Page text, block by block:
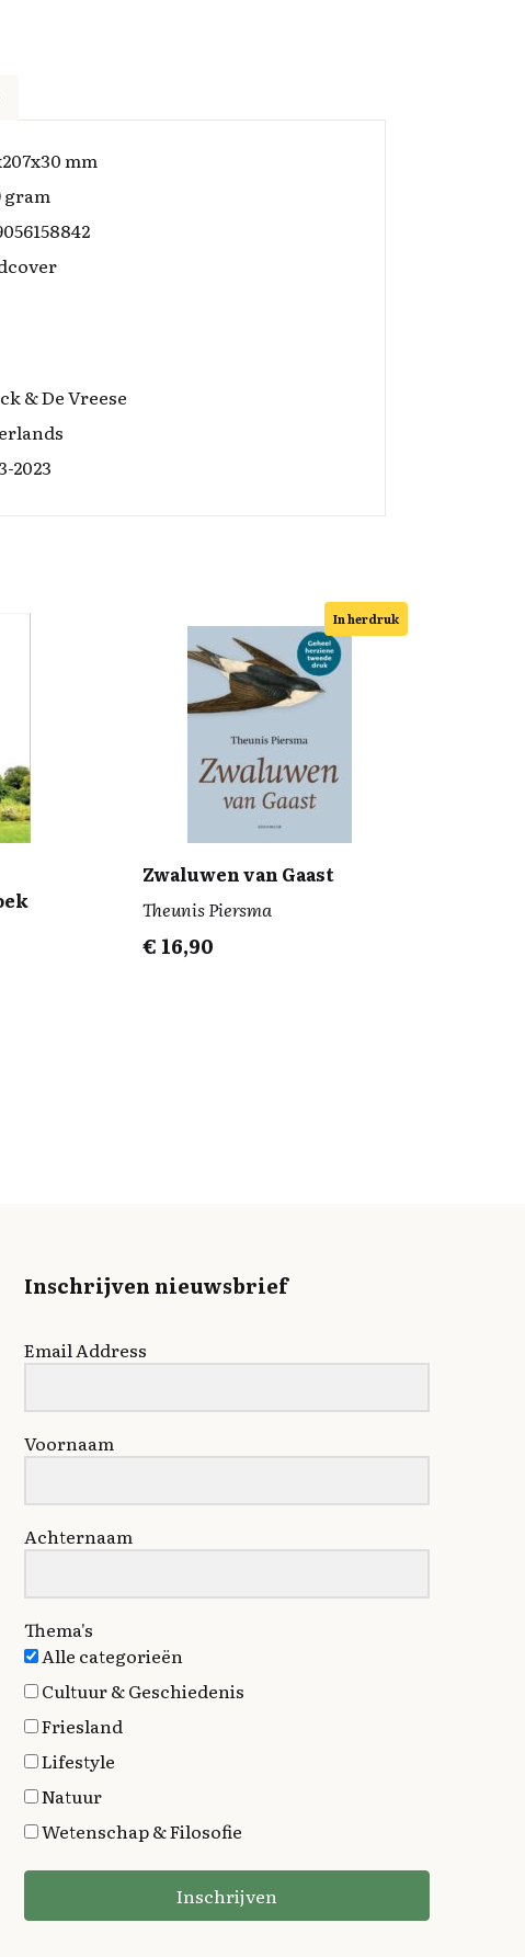
mm
gram
& De Vreese
2023
In herdruk
Zwaluwen van Gaast
Theunis Piersma
€ 16,90
Inschrijven nieuwsbrief
Email Address
Voornaam
Achternaam
Thema's
Alle categorieën
Cultuur & Geschiedenis
Friesland
Lifestyle
Natuur
Wetenschap & Filosofie
Inschrijven